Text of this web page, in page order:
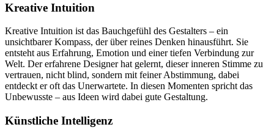
Kreative Intuition
Kreative Intuition ist das Bauchgefühl des Gestalters – ein
unsichtbarer Kompass, der über reines Denken hinausführt. Sie
entsteht aus Erfahrung, Emotion und einer tiefen Verbindung zur
Welt. Der erfahrene Designer hat gelernt, dieser inneren Stimme zu
vertrauen, nicht blind, sondern mit feiner Abstimmung, dabei
entdeckt er oft das Unerwartete. In diesen Momenten spricht das
Unbewusste – aus Ideen wird dabei gute Gestaltung.
Künstliche Intelligenz